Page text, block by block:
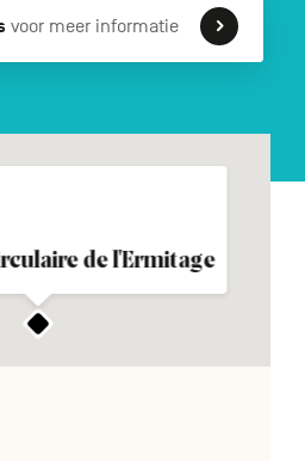
voor meer informatie
de l'Ermitage